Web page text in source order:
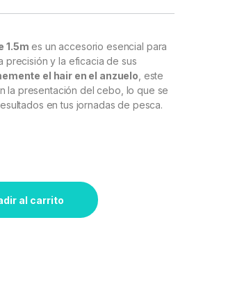
1.5m es un accesorio esencial para
precisión y la eficacia de sus
el hair en el anzuelo , este
la presentación del cebo, lo que se
en tus jornadas de pesca.
al carrito